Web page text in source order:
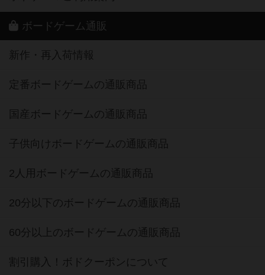
ボードゲーム通販
新作・再入荷情報
定番ボードゲームの通販商品
国産ボードゲームの通販商品
子供向けボードゲームの通販商品
2人用ボードゲームの通販商品
20分以下のボードゲームの通販商品
60分以上のボードゲームの通販商品
割引購入！ボドクーポンについて